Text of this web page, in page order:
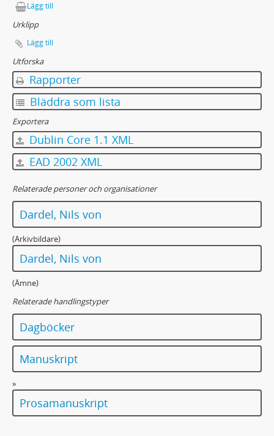
Lägg till
Urklipp
Lägg till
Utforska
Rapporter
Bläddra som lista
Exportera
Dublin Core 1.1 XML
EAD 2002 XML
Relaterade personer och organisationer
Dardel, Nils von
(Arkivbildare)
Dardel, Nils von
(Ämne)
Relaterade handlingstyper
Dagböcker
Manuskript
»
Prosamanuskript